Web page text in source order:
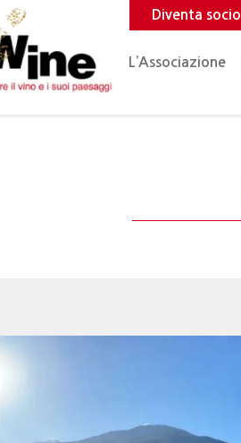
Diventa socio
L’Associazione